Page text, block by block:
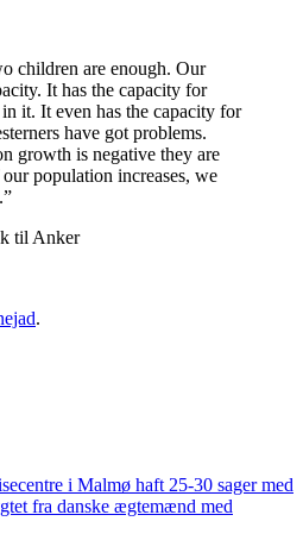
children are enough. Our
It has the capacity for
it. It even has the capacity for
have got problems.
growth is negative they are
population increases, we
til Anker
.
i Malmø haft 25-30 sager med
fra danske ægtemænd med